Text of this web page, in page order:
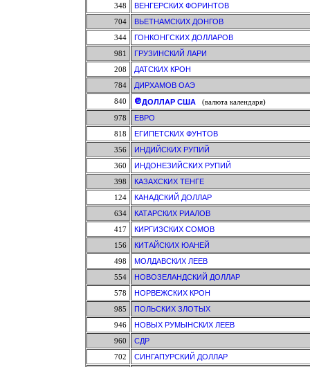
348
ВЕНГЕРСКИХ ФОРИНТОВ
704
ВЬЕТНАМСКИХ ДОНГОВ
344
ГОНКОНГСКИХ ДОЛЛАРОВ
981
ГРУЗИНСКИЙ ЛАРИ
208
ДАТСКИХ КРОН
784
ДИРХАМОВ ОАЭ
840
ДОЛЛАР США(валюта календаря)
978
ЕВРО
818
ЕГИПЕТСКИХ ФУНТОВ
356
ИНДИЙСКИХ РУПИЙ
360
ИНДОНЕЗИЙСКИХ РУПИЙ
398
КАЗАХСКИХ ТЕНГЕ
124
КАНАДСКИЙ ДОЛЛАР
634
КАТАРСКИХ РИАЛОВ
417
КИРГИЗСКИХ СОМОВ
156
КИТАЙСКИХ ЮАНЕЙ
498
МОЛДАВСКИХ ЛЕЕВ
554
НОВОЗЕЛАНДСКИЙ ДОЛЛАР
578
НОРВЕЖСКИХ КРОН
985
ПОЛЬСКИХ ЗЛОТЫХ
946
НОВЫХ РУМЫНСКИХ ЛЕЕВ
960
СДР
702
СИНГАПУРСКИЙ ДОЛЛАР